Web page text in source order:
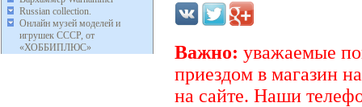
Russian collection.
Онлайн музей моделей и
игрушек СССР, от
«ХОББИПЛЮС»
Важно: уважаемые
приездом в магазин
на сайте. Наши